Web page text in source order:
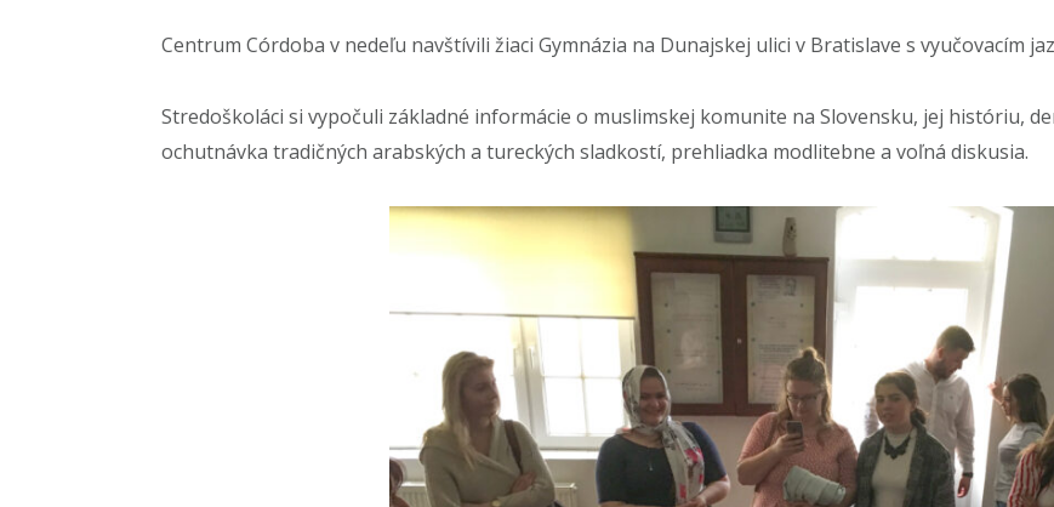
Centrum Córdoba v nedeľu navštívili žiaci Gymnázia na Dunajskej ulici v Bratislave s vyučovacím
Stredoškoláci si vypočuli základné informácie o muslimskej komunite na Slovensku, jej históriu,
ochutnávka tradičných arabských a tureckých sladkostí, prehliadka modlitebne a voľná diskusia.